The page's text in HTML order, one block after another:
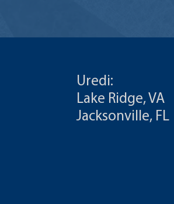
Uredi:
Lake Ridge, VA
Jacksonville, FL